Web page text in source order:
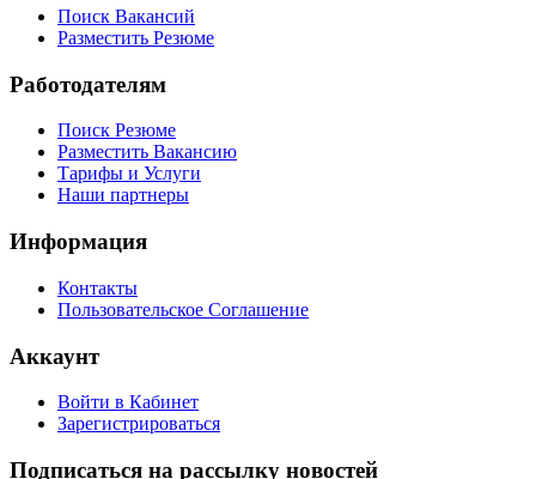
Поиск Вакансий
Разместить Резюме
Работодателям
Поиск Резюме
Разместить Вакансию
Тарифы и Услуги
Наши партнеры
Информация
Контакты
Пользовательское Соглашение
Аккаунт
Войти в Кабинет
Зарегистрироваться
Подписаться на рассылку новостей